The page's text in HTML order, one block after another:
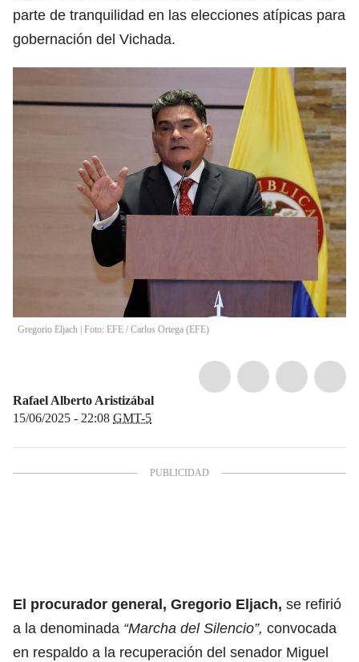
parte de tranquilidad en las elecciones atípicas para
gobernación del Vichada.
Gregorio Eljach | Foto: EFE / Carlos Ortega (EFE)
Rafael Alberto Aristizábal
15/06/2025 - 22:08 GMT-5
El procurador general, Gregorio Eljach, se refirió
a la denominada “Marcha del Silencio”, convocada
en respaldo a la recuperación del senador Miguel